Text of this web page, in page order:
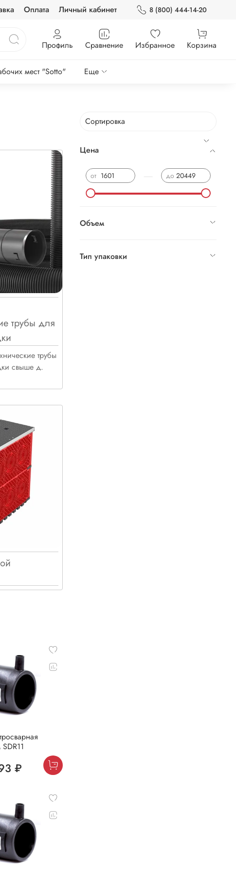
Оплата Личный кабинет 8 (800) 444-14-20
Профиль Сравнение Избранное Корзина
мест "Sotto" Еще
трубы для
трубы
свыше д.
₽
Цена
от до
Объем
Тип упаковки